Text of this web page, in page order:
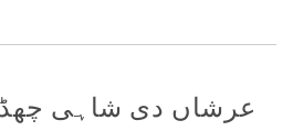
عرشاں دی شاہی